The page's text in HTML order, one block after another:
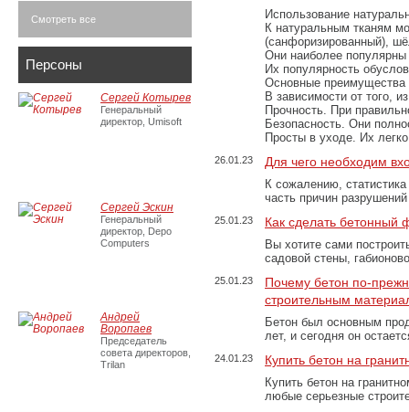
Использование
К натуральным тканям
(санфоризированный),
Они наиболее популярны
Их популярность
Основные преимущества
В зависимости от того,
Прочность. При
Безопасность. Они
Просты в уходе. Их
26.01.23 Для чего необходим
К сожалению,
часть причин
25.01.23 Как сделать бетонный
Вы хотите сами
садовой стены,
25.01.23
Почему бетон по-
строительным
Бетон был основным
лет, и сегодня он
24.01.23 Купить бетон на
Купить бетон на
любые серьезные
Смотреть все
Персоны
Сергей Котырев
Генеральный
директор, Umisoft
Сергей Эскин
Генеральный
директор, Depo
Computers
Андрей
Воропаев
Председатель
совета директоров,
Trilan